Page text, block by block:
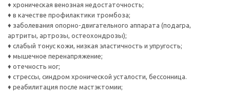
♦ хроническая венозная недостаточность;
♦ в качестве профилактики тромбоза;
♦ заболевания опорно-двигательного аппарата (подагра,
артриты, артрозы, остеохондрозы);
♦ слабый тонус кожи, низкая эластичность и упругость;
♦ мышечное перенапряжение;
♦ отечность ног;
♦ стрессы, синдром хронической усталости, бессонница.
♦ реабилитация после мастэктомии;